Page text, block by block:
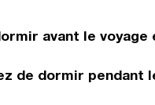
avant le
de dormir pendant